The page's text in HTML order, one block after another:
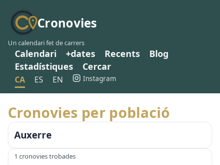
Cronovies
Un calendari fet de carrers
Calendari +dates Recents
Blog
Estadístiques
Cercar
CA ES EN Instagram
Cronovies per població
Auxerre
1 cronovies trobades